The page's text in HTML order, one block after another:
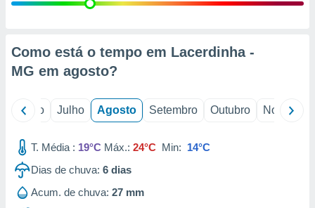
estudos
Como está o tempo em Lacerdinha -
MG em agosto?
Junho Julho Agosto Setembro Outubro Novembro
T. Média : 19°C Máx.: 24°C Min: 14°C
Dias de chuva: 6 dias
Acum. de chuva: 27 mm